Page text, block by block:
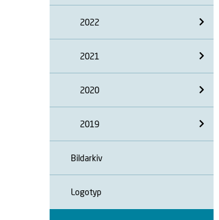
2022
2021
2020
2019
Bildarkiv
Logotyp